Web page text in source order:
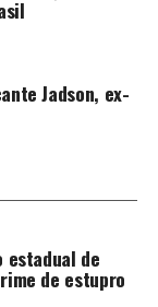
Jadson, ex-
estadual de
de estupro